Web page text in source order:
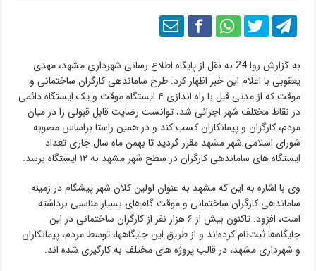
به گزارش روا 24 به نقل از پایگاه اطلاع رسانی شهرداری مشهد، مهدی
یعقوبی با اعلام این خبر اظهار کرد: طرح ساماندهی کارگران ساختمانی و
موقت که از مدتی قبل با راه اندازی ۴ ایستگاه موقت و یک ایستگاه دائمی
در نقاط مختلف شهر اجرائی شد، توانست رضایت قابل قبولی را در میان
مردم، کارگران و پیمانکاران کسب کند و در همین راستا براساس مصوبه
شورای اسلامی شهر مشهد مقرر گردید تا بهمن ماه سال جاری تعداد
ایستگاه های ساماندهی کارگران در سطح شهر مشهد به ۱۲ ایستگاه برسد.
وی با اشاره به این که مشهد به عنوان اولین کلان شهر پیشگام در زمینه
ساماندهی کارگران ساختمانی و موقت گام‌های بسیار مناسبی برداشته
است، افزود: تاکنون بیش از ۶ هزار نفر از کارگران ساختمانی در این
جایگاه‌ها ثبت‌نام کرده‌اند و از طریق این جایگاهها، توسط مردم، پیمانکاران
و شهرداری مشهد، در قالب پروژه های مختلف به کارگیری شده اند.